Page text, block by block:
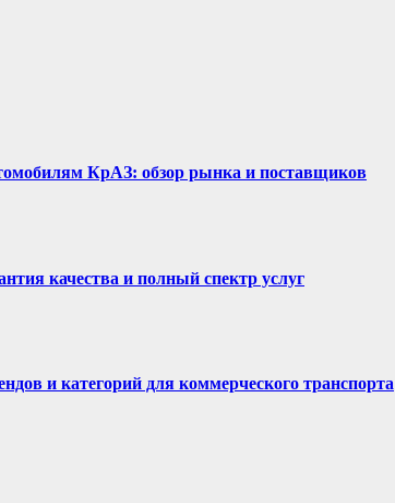
КрАЗ: обзор рынка и поставщиков
качества и полный спектр услуг
и категорий для коммерческого транспорта